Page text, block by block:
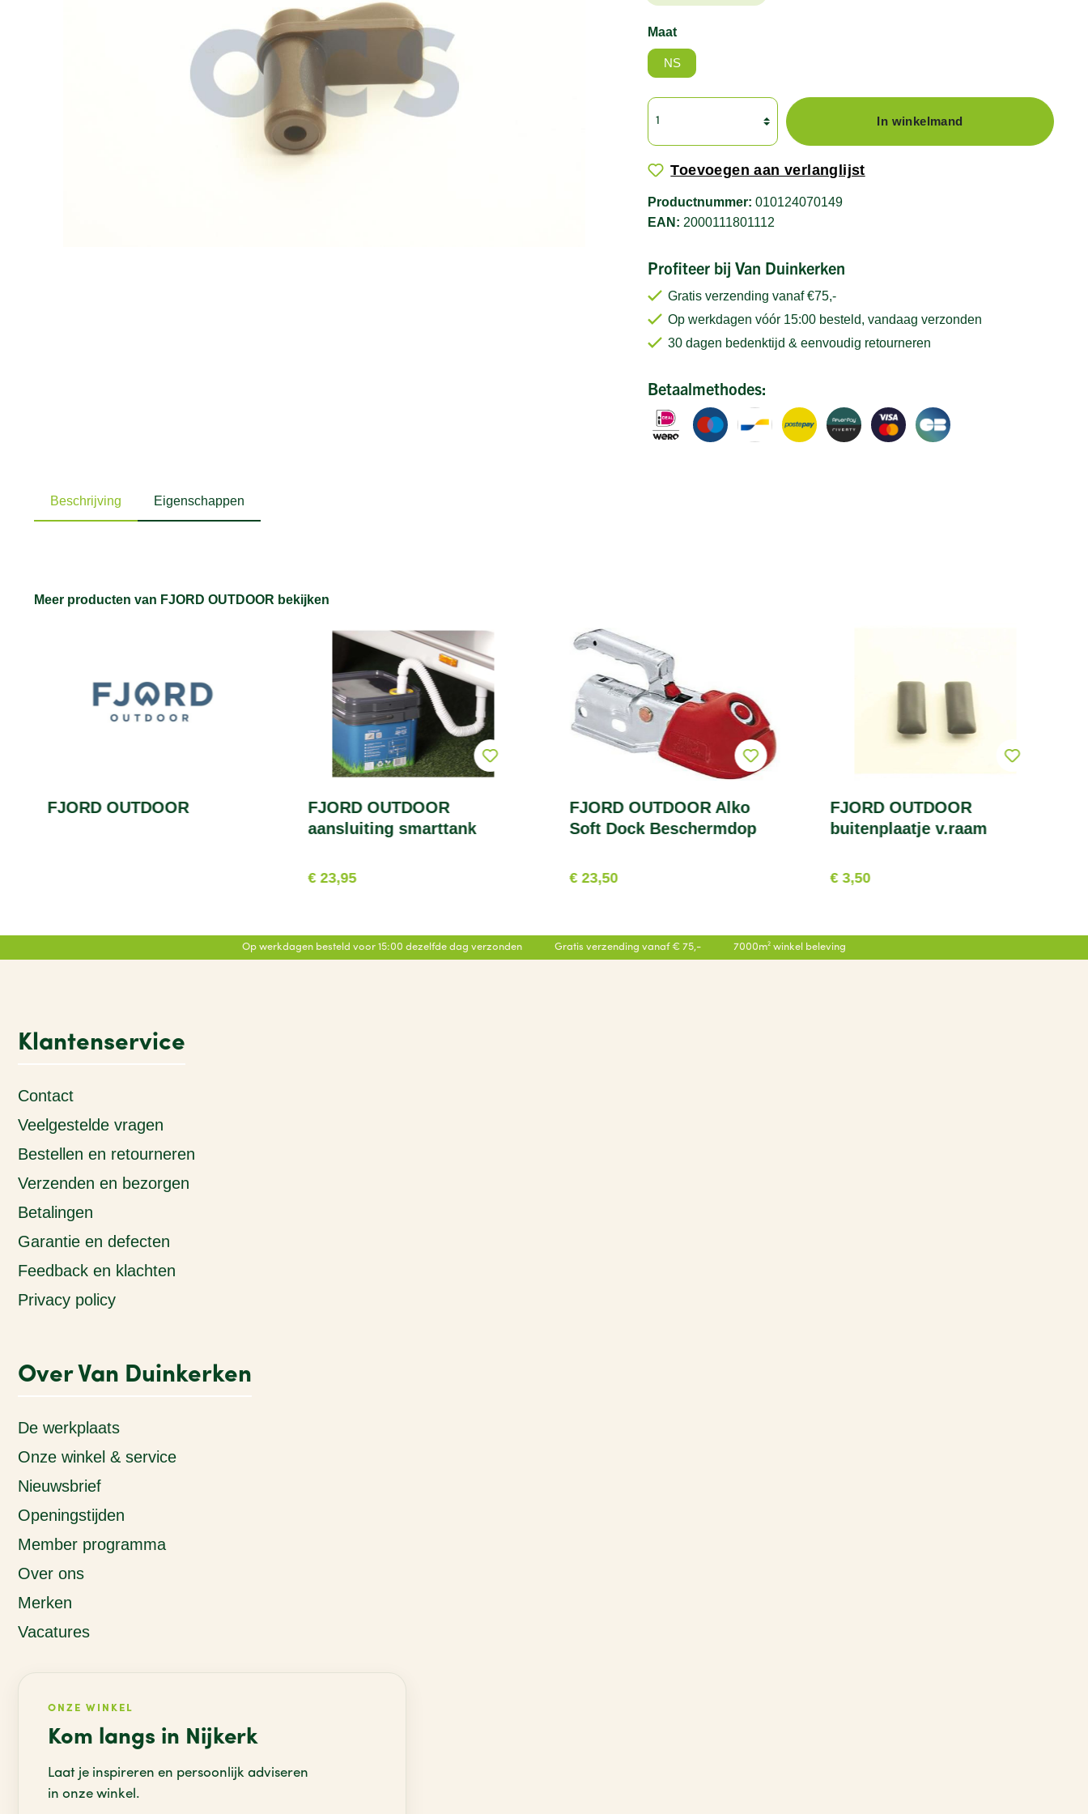
Maat
NS
In winkelmand
Toevoegen aan verlanglijst
Productnummer:010124070149
EAN: 2000111801112
Profiteer bij Van Duinkerken
Gratis verzending vanaf €75,-
Op werkdagen vóór 15:00 besteld, vandaag verzonden
30 dagen bedenktijd & eenvoudig retourneren
Betaalmethodes:
Beschrijving Eigenschappen
Meer producten van FJORD OUTDOOR bekijken
FJORD OUTDOOR
FJORD OUTDOOR
aansluiting smarttank
€ 23,95
FJORD OUTDOOR Alko
Soft Dock Beschermdop
€ 23,50
FJORD OUTDOOR
buitenplaatje v.raam
€ 3,50
Op werkdagen besteld voor 15:00 dezelfde dag verzonden Gratis verzending vanaf € 75,- 7000m² winkel beleving
Klantenservice
Contact
Veelgestelde vragen
Bestellen en retourneren
Verzenden en bezorgen
Betalingen
Garantie en defecten
Feedback en klachten
Privacy policy
Over Van Duinkerken
De werkplaats
Onze winkel & service
Nieuwsbrief
Openingstijden
Member programma
Over ons
Merken
Vacatures
ONZE WINKEL
Kom langs in Nijkerk
Laat je inspireren en persoonlijk adviseren
in onze winkel.